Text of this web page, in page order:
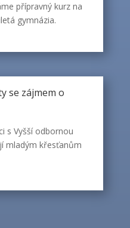
přípravný kurz na
gymnázia.
se zájmem o
s Vyšší odbornou
mladým křesťanům